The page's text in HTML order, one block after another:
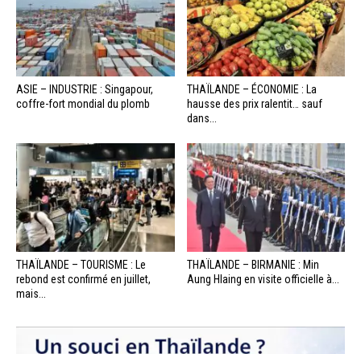
ASIE – INDUSTRIE : Singapour,
coffre-fort mondial du plomb
THAÏLANDE – ÉCONOMIE : La
hausse des prix ralentit… sauf
dans...
THAÏLANDE – TOURISME : Le
rebond est confirmé en juillet,
mais...
THAÏLANDE – BIRMANIE : Min
Aung Hlaing en visite officielle à...